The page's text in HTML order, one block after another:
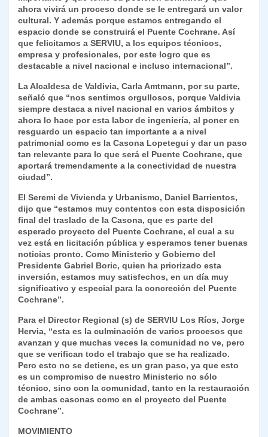
ahora vivirá un proceso donde se le entregará un valor
cultural. Y además porque estamos entregando el
espacio donde se construirá el Puente Cochrane. Así
que felicitamos a SERVIU, a los equipos técnicos,
empresa y profesionales, por este logro que es
destacable a nivel nacional e incluso internacional”.
La Alcaldesa de Valdivia, Carla Amtmann, por su parte,
señaló que “nos sentimos orgullosos, porque Valdivia
siempre destaca a nivel nacional en varios ámbitos y
ahora lo hace por esta labor de ingeniería, al poner en
resguardo un espacio tan importante a a nivel
patrimonial como es la Casona Lopetegui y dar un paso
tan relevante para lo que será el Puente Cochrane, que
aportará tremendamente a la conectividad de nuestra
ciudad”.
El Seremi de Vivienda y Urbanismo, Daniel Barrientos,
dijo que “estamos muy contentos con esta disposición
final del traslado de la Casona, que es parte del
esperado proyecto del Puente Cochrane, el cual a su
vez está en licitación pública y esperamos tener buenas
noticias pronto. Como Ministerio y Gobierno del
Presidente Gabriel Boric, quien ha priorizado esta
inversión, estamos muy satisfechos, en un día muy
significativo y especial para la concreción del Puente
Cochrane”.
Para el Director Regional (s) de SERVIU Los Ríos, Jorge
Hervia, “esta es la culminación de varios procesos que
avanzan y que muchas veces la comunidad no ve, pero
que se verifican todo el trabajo que se ha realizado.
Pero esto no se detiene, es un gran paso, ya que esto
es un compromiso de nuestro Ministerio no sólo
técnico, sino con la comunidad, tanto en la restauración
de ambas casonas como en el proyecto del Puente
Cochrane”.
MOVIMIENTO